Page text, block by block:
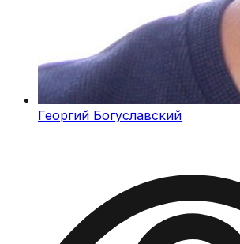
Георгий Богуславский